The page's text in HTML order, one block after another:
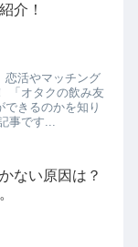
介！
恋活やマッチング
「オタクの飲み友
きるのかを知り
です...
ない原因は？